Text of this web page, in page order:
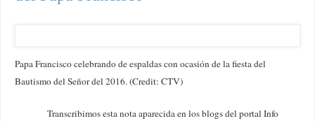
Papa Francisco celebrando de espaldas con ocasión de la fiesta del
Bautismo del Señor del 2016. (Credit: CTV)
Transcribimos esta nota aparecida en los blogs del portal Info